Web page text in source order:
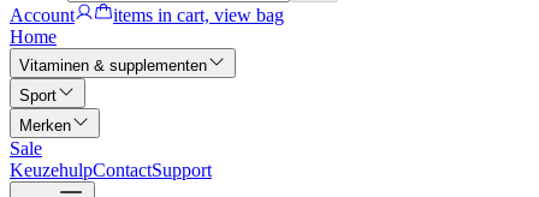
Account
items in cart, view bag
Home
Vitaminen & supplementen
Sport
Merken
Sale
KeuzehulpContactSupport